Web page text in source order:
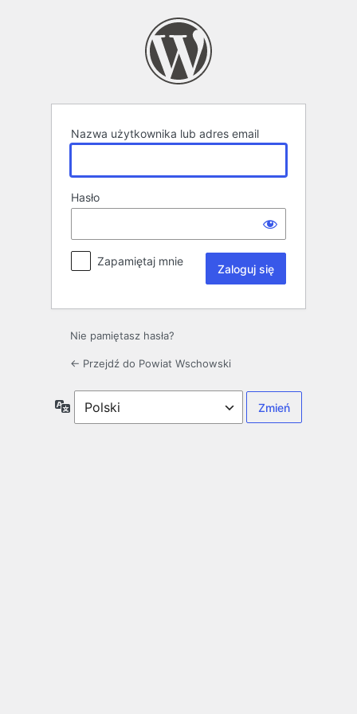
Nazwa użytkownika lub adres email
Hasło
Zapamiętaj mnie
Nie pamiętasz hasła?
← Przejdź do Powiat Wschowski
Język